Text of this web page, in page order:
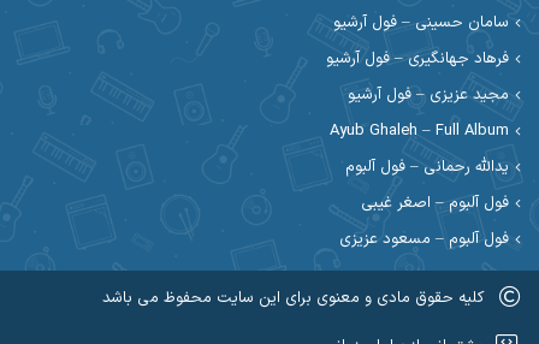
احمد صحراییان
احمد نازدار احمد نوریان
احمدرضا امرایی
ارسلان منصوری ارسی بند
اسماعیل منتی
اشکان ابرناک اشکان فتحی
سامان حسینی – فول آرشیو
فرهاد جهانگیری – فول آرشیو
مجید عزیزی – فول آرشیو
Ayub Ghaleh – Full Album
یدالله رحمانی – فول آلبوم
فول آلبوم – اصغر غیبی
فول آلبوم – مسعود عزیزی
کلیه حقوق مادی و معنوی برای این سایت محفوظ می باشد